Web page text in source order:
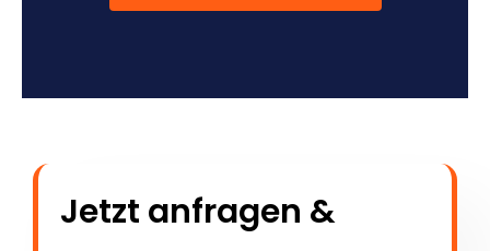
Jetzt anfragen &